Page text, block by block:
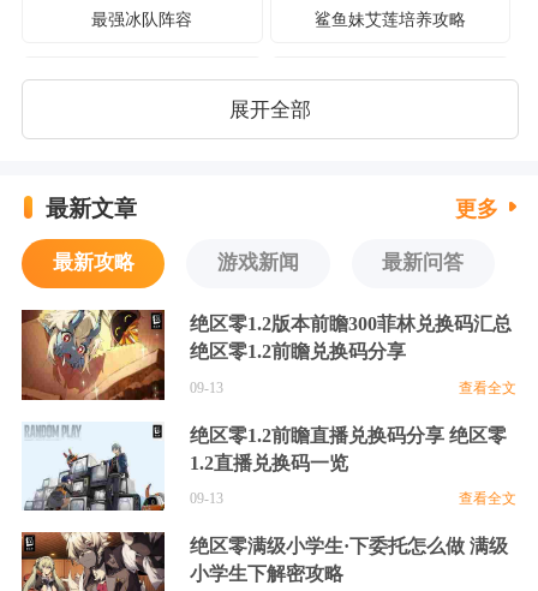
最强冰队阵容 鲨鱼妹艾莲培养攻略
格莉丝培养攻略 妮可培养攻略
猫又培养攻略合集 1.0前瞻兑换码汇总
抽卡机制介绍
空洞探索玩法介绍
战斗系统介绍 雅技能一览
角色图鉴大合集
游戏类型介绍 绝区零测试配置推荐
绝区零安卓能参与测试吗 绝区零测试如何确认获得资格
展开全部
最新文章 更多
最新攻略 游戏新闻 最新问答
绝区零1.2版本前瞻300菲林兑换码汇总
绝区零1.2前瞻兑换码分享
09-13 查看全文
绝区零1.2前瞻直播兑换码分享 绝区零
1.2直播兑换码一览
09-13 查看全文
绝区零满级小学生·下委托怎么做 满级
小学生下解密攻略